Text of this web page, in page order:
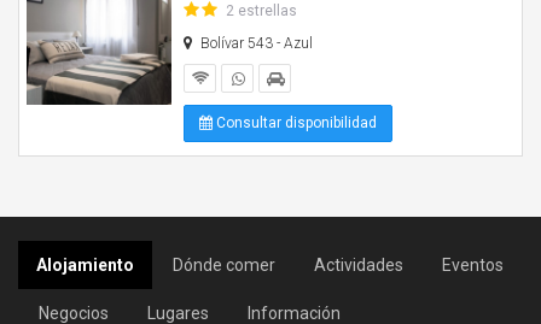
2 estrellas
Bolívar 543 - Azul
Consultar disponibilidad
Alojamiento Dónde comer Actividades Eventos
Negocios Lugares Información